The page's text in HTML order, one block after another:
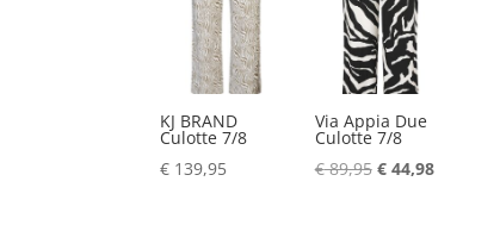
KJ BRAND
Culotte 7/8
€ 139,95
Via Appia Due
Culotte 7/8
€89,95 Oorspronkelijke
€44,98Huidige